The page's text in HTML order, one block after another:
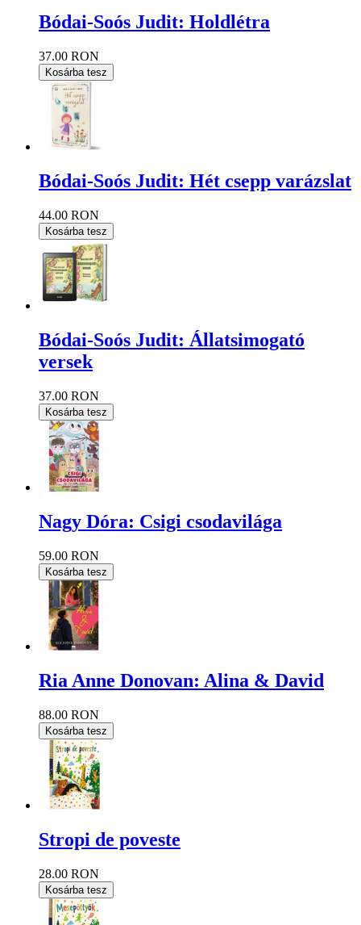
Bódai-Soós Judit: Holdlétra
37.00 RON
Kosárba tesz
Bódai-Soós Judit: Hét csepp varázslat
44.00 RON
Kosárba tesz
Bódai-Soós Judit: Állatsimogató
versek
37.00 RON
Kosárba tesz
Nagy Dóra: Csigi csodavilága
59.00 RON
Kosárba tesz
Ria Anne Donovan: Alina & David
88.00 RON
Kosárba tesz
Stropi de poveste
28.00 RON
Kosárba tesz